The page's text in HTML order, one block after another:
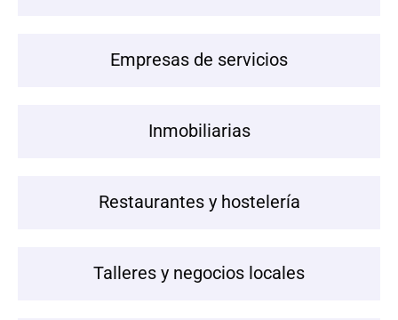
Empresas de servicios
Inmobiliarias
Restaurantes y hostelería
Talleres y negocios locales